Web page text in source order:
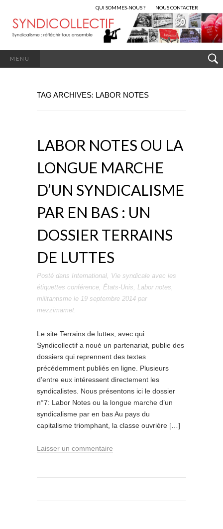
QUI SOMMES-NOUS ? NOUS CONTACTER
MENU
TAG ARCHIVES: LABOR NOTES
LABOR NOTES OU LA
LONGUE MARCHE
D’UN SYNDICALISME
PAR EN BAS : UN
DOSSIER TERRAINS
DE LUTTES
Posté dans International, Vie syndicale avec les
étiquettes conférence, États-Unis, Labor notes,
militantisme le 19 septembre 2014 par
mezzimamet.
Le site Terrains de luttes, avec qui
Syndicollectif a noué un partenariat, publie des
dossiers qui reprennent des textes
précédemment publiés en ligne. Plusieurs
d’entre eux intéressent directement les
syndicalistes. Nous présentons ici le dossier
n°7: Labor Notes ou la longue marche d’un
syndicalisme par en bas Au pays du
capitalisme triomphant, la classe ouvrière […]
Laisser un commentaire